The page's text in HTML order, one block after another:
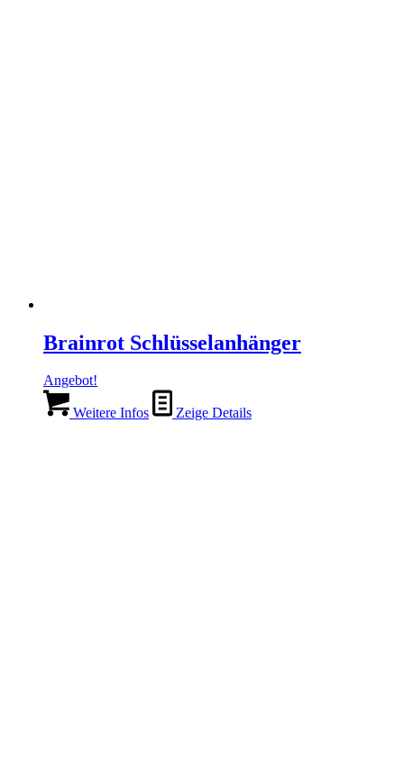
Brainrot Schlüsselanhänger
Angebot!
Weitere Infos Zeige Details